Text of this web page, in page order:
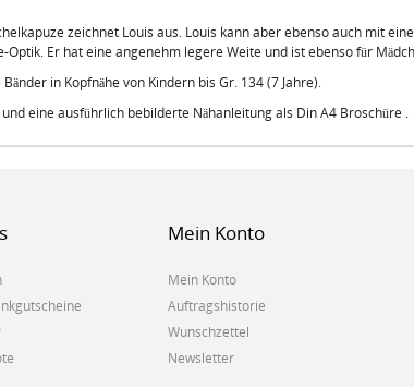
zeichnet Louis aus. Louis kann aber ebenso auch mit
Er hat eine angenehm legere Weite und ist ebenso für
in Kopfnähe von Kindern bis Gr. 134 (7 Jahre).
eine ausführlich bebilderte Nähanleitung als Din A4 Broschüre .
Mein Konto
Mein Konto
Auftragshistorie
Wunschzettel
Newsletter